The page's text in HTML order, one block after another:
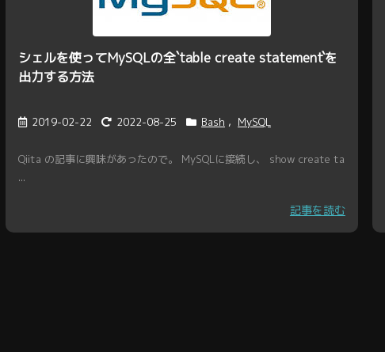
シェルを使ってMySQLの全`table create statement`を
出力する方法
2019-02-22 2022-08-25 Bash , MySQL
Qiita の記事に興味があったので。 MySQLに接続し、 show create ta
...
記事を読む